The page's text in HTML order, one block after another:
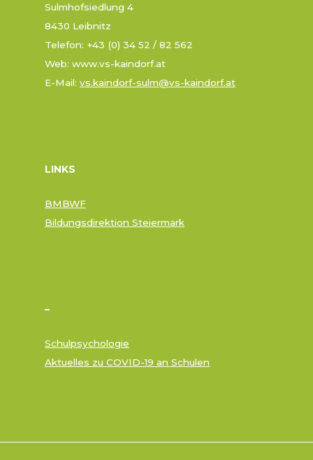
Sulmhofsiedlung 4
8430 Leibnitz
Telefon: +43 (0) 34 52 / 82 562
Web: www.vs-kaindorf.at
E-Mail: vs.kaindorf-sulm@vs-kaindorf.at
LINKS
BMBWF
Bildungsdirektion Steiermark
–
Schulpsychologie
Aktuelles zu COVID-19 an Schulen